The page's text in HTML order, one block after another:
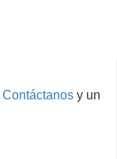
Contáctanos y un